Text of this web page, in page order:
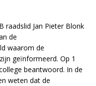
raadslid Jan Pieter Blonk
de
waarom de
geïnformeerd. Op 1
beantwoord. In de
weten dat de